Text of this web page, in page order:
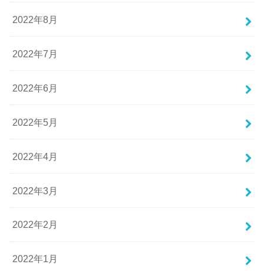
2022年8月
2022年7月
2022年6月
2022年5月
2022年4月
2022年3月
2022年2月
2022年1月